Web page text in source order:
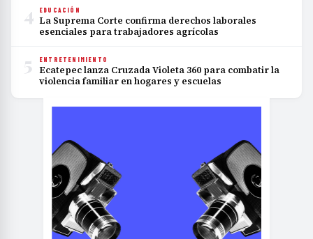
4 EDUCACIÓN
La Suprema Corte confirma derechos laborales
esenciales para trabajadores agrícolas
5 ENTRETENIMIENTO
Ecatepec lanza Cruzada Violeta 360 para combatir la
violencia familiar en hogares y escuelas